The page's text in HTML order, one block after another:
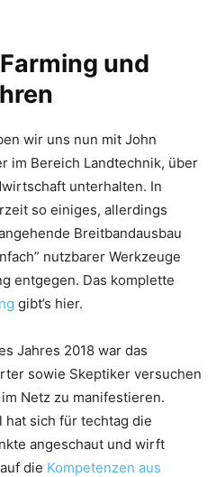
und
wir uns nun mit John
im Bereich Landtechnik, über
unterhalten. In
so einiges, allerdings
Breitbandausbau
nutzbarer Werkzeuge
entgegen. Das komplette
gibt’s hier.
Jahres 2018 war das
sowie Skeptiker versuchen
Netz zu manifestieren.
hat sich für techtag die
angeschaut und wirft
die Kompetenzen aus